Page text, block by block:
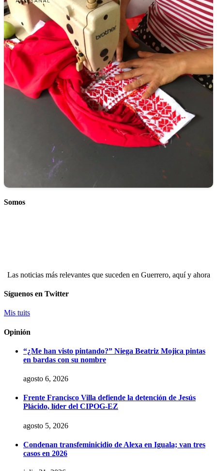
Somos
Las noticias más relevantes que suceden en Guerrero, aquí y ahora
Síguenos en Twitter
Mis tuits
Opinión
“¿Me han visto pintando?” Niega Beatriz Mojica pintas
en bardas con su nombre
agosto 6, 2026
Frente Francisco Villa defiende la detención de Jesús
Plácido, líder del CIPOG-EZ
agosto 5, 2026
Condenan transfeminicidio de Alexa en Iguala; van tres
casos en 2026